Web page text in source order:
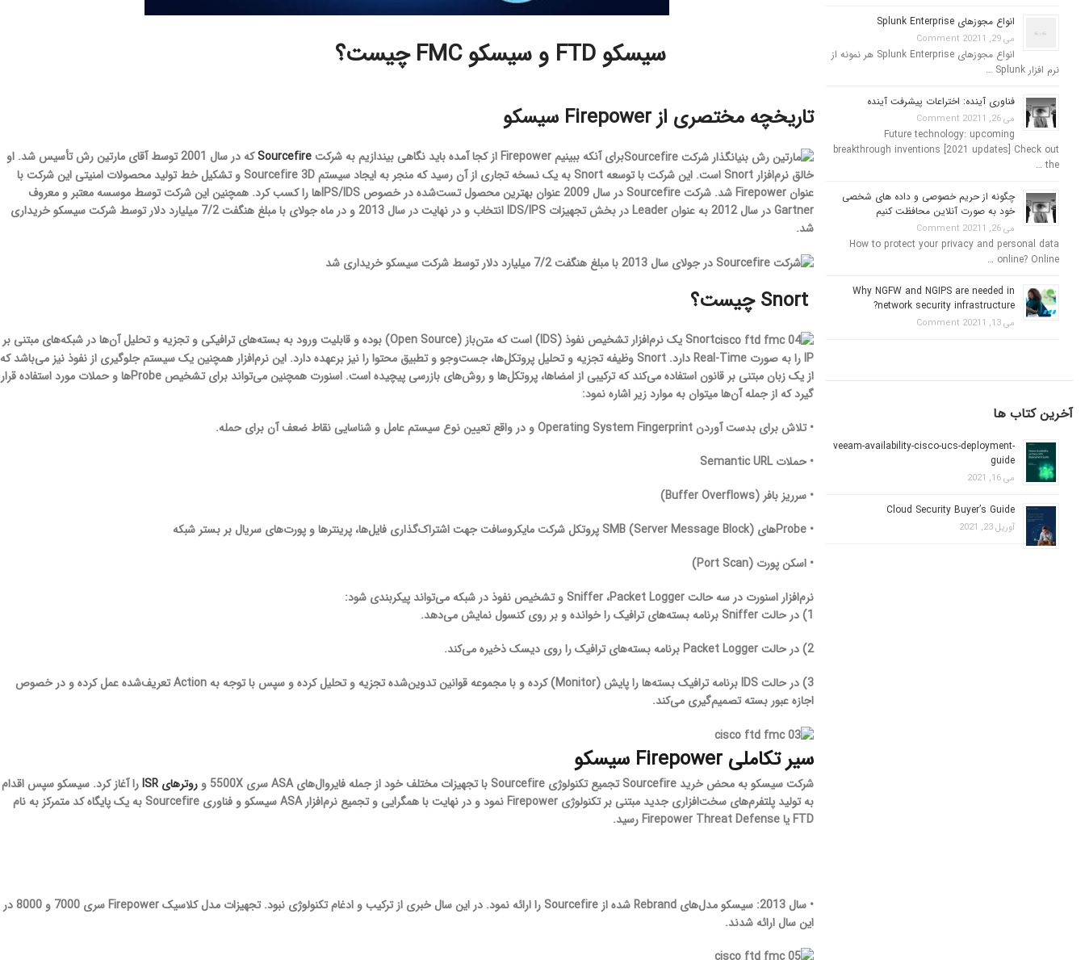
سیسکو FTD و سیسکو FMC چیست؟
تاریخچه مختصری از Firepower سیسکو
برای آنکه ببینیم Firepower از کجا آمده باید نگاهی بیندازیم به شرکت Sourcefire
که در سال 2001 توسط آقای مارتین رش تأسیس شد. او
خالق نرم‌افزار Snort است. این شرکت با توسعه Snort به یک نسخه تجاری از آن رسید که منجر به ایجاد سیستم Sourcefire 3D و تشکیل خط تولید محصولات امنیتی این شرکت با
عنوان Firepower شد. شرکت Sourcefire در سال 2009 عنوان بهترین محصول تست‌شده در خصوص IPS/IDSها را کسب کرد. همچنین این شرکت توسط موسسه معتبر و معروف
Gartner در سال 2012 به عنوان Leader در بخش تجهیزات IDS/IPS انتخاب و در نهایت در سال 2013 و در ماه جولای با مبلغ هنگفت 7/2 میلیارد دلار توسط شرکت سیسکو خریداری
شد.
Snort یک نرم‌افزار تشخیص نفوذ (IDS) است که متن‌باز (Open Source) بوده و قابلیت ورود به بسته‌های ترافیکی و تجزیه و تحلیل آن‌ها در شبکه‌های مبتنی بر
IP را به صورت Real-Time دارد. Snort وظیفه تجزیه و تحلیل پروتکل‌­ها، جست‌وجو و تطبیق محتوا را نیز برعهده دارد. این نرم‌افزار همچنین یک سیستم جلوگیری از نفوذ نیز می‌باشد که
از یک زبان مبتنی بر قانون استفاده می‌کند که ترکیبی از امضاها، پروتکل‌ها و روش‌های بازرسی پیچیده است. اسنورت همچنین می‌تواند برای تشخیص Probe­ها و حملات مورد استفاده قرار
گیرد که از جمله آن‌ها می­توان به موارد زیر اشاره نمود:
• تلاش برای بدست آوردن Operating System Fingerprint و در واقع تعیین نوع سیستم عامل و شناسایی نقاط ضعف آن برای حمله.
• حملات Semantic URL
• سرریز بافر (Buffer Overflows)
• Probe­های SMB (Server Message Block) پروتکل شرکت مایکروسافت جهت اشتراک‌گذاری فایل‌ها، پرینترها و پورت‌های سریال بر بستر شبکه
• اسکن پورت (Port Scan)
نرم‌افزار اسنورت در سه حالت Sniffer ،Packet Logger و تشخیص نفوذ در شبکه می‌تواند پیکربندی شود:
1) در حالت Sniffer برنامه بسته‌های ترافیک را خوانده و بر روی کنسول نمایش می‌دهد.
2) در حالت Packet Logger برنامه بسته‌های ترافیک را روی دیسک ذخیره می‌کند.
3) در حالت IDS برنامه ترافیک بسته‌ها را پایش (Monitor) کرده و با مجموعه قوانین تدوین‌شده تجزیه و تحلیل کرده و سپس با توجه به Action تعریف‌شده عمل کرده و در خصوص
اجازه عبور بسته تصمیم‌گیری می‌کند.
سیر تکاملی Firepower سیسکو
شرکت سیسکو به محض خرید Sourcefire تجمیع تکنولوژی Sourcefire با تجهیزات مختلف خود از جمله فایروال‌های ASA سری 5500X و روترهای ISR
را آغاز کرد. سیسکو سپس اقدام
به تولید پلتفرم‌های سخت‌افزاری جدید مبتنی بر تکنولوژی Firepower نمود و در نهایت با همگرایی و تجمیع نرم‌افزار ASA سیسکو و فناوری Sourcefire به یک پایگاه کد متمرکز به نام
FTD یا Firepower Threat Defense رسید.
• سال 2013:
سیسکو مدل‌های Rebrand شده از Sourcefire را ارائه نمود. در این سال خبری از ترکیب و ادغام تکنولوژی نبود. تجهیزات مدل­ کلاسیک Firepower سری 7000 و 8000 در
این سال ارائه شدند.
انواع مجوزهای Splunk Enterprise
می 29, 2021 1 Comment
انواع مجوزهای Splunk Enterprise هر نمونه از
نرم افزار Splunk …
فناوری آینده: اختراعات پیشرفت آینده
می 26, 2021 1 Comment
Future technology: upcoming
breakthrough inventions [2021 updates] Check out
the …
چگونه از حریم خصوصی و داده های شخصی
خود به صورت آنلاین محافظت کنیم
می 26, 2021 1 Comment
How to protect your privacy and personal data
online? Online …
Why NGFW and NGIPS are needed in
network security infrastructure?
می 13, 2021 1 Comment
آخرین کتاب ها
veeam-availability-cisco-ucs-deployment-
guide
می 16, 2021
Cloud Security Buyer’s Guide
آوریل 23, 2021